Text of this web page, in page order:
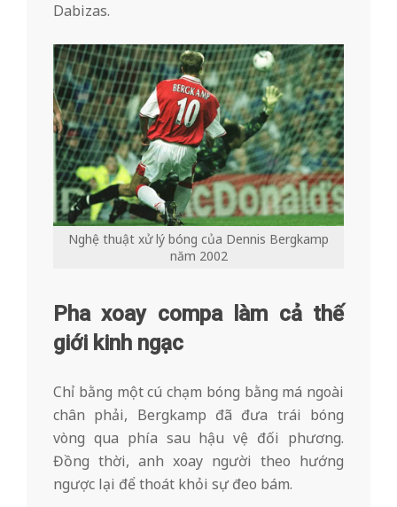
Dabizas.
Nghệ thuật xử lý bóng của Dennis Bergkamp
năm 2002
Pha xoay compa làm cả thế
giới kinh ngạc
Chỉ bằng một cú chạm bóng bằng má ngoài
chân phải, Bergkamp đã đưa trái bóng
vòng qua phía sau hậu vệ đối phương.
Đồng thời, anh xoay người theo hướng
ngược lại để thoát khỏi sự đeo bám.